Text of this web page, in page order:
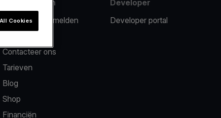
Hulpmiddelen
Een probleem melden
Contacteer ons
Tarieven
Blog
Shop
Financiën
Developer
Developer portal
Cookies